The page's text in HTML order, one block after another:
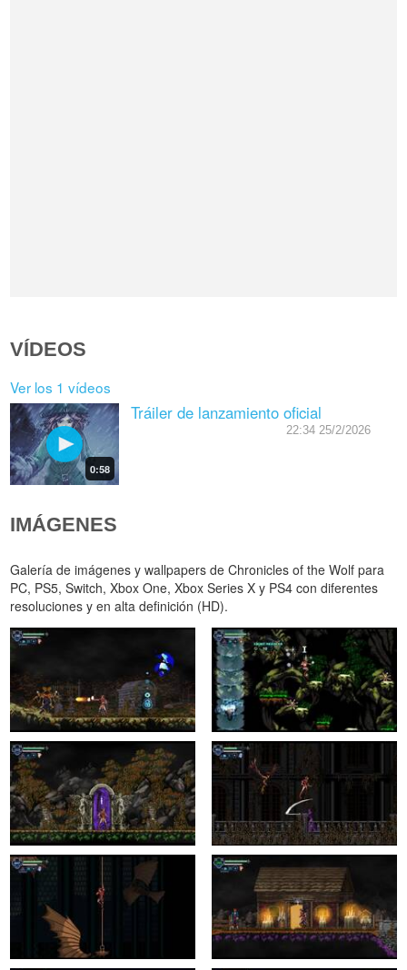
VÍDEOS
Ver los 1 vídeos
0:58
Tráiler de lanzamiento oficial
22:34 25/2/2026
IMÁGENES
Galería de imágenes y wallpapers de Chronicles of the Wolf para
PC, PS5, Switch, Xbox One, Xbox Series X y PS4 con diferentes
resoluciones y en alta definición (HD).